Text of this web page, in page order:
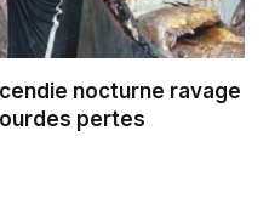
nocturne ravage
pertes